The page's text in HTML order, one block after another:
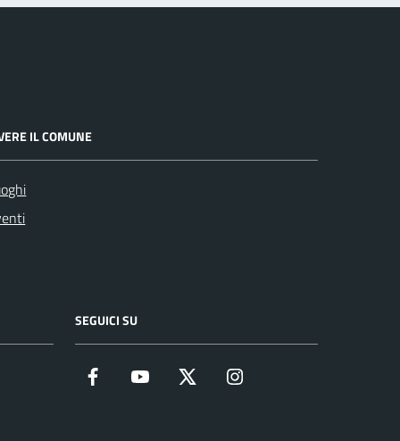
IL COMUNE
SEGUICI SU
Facebook YouTube Twitter